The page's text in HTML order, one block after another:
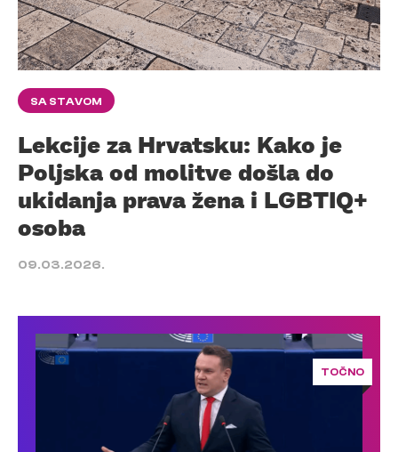
SA STAVOM
Lekcije za Hrvatsku: Kako je
Poljska od molitve došla do
ukidanja prava žena i LGBTIQ+
osoba
09.03.2026.
TOČNO